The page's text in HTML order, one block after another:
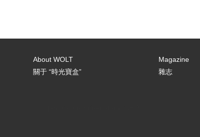
About WOLT
關于 “時光寶盒”
Magazine
雜志